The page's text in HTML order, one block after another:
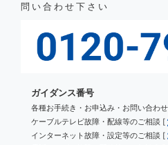
問い合わせ下さい
ガイダンス番号
各種お手続き・お申込み・お問い合わ
ケーブルテレビ故障・配線等のご相談 [
インターネット故障・設定等のご相談 [